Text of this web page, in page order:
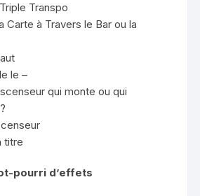
Transpo
Carte à Travers le Bar ou la
le –
qui monte ou qui
titre
pourri d’effets